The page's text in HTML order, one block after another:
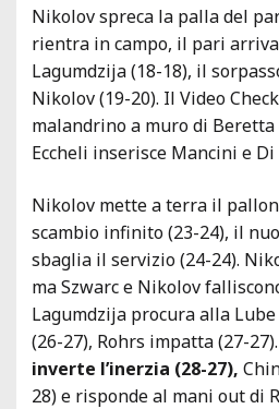
Nikolov spreca la palla del
rientra in campo, il pari arriva
Lagumdzija (18-18), il
Nikolov (19-20). Il Video
malandrino a muro di Beretta
Eccheli inserisce Mancini e
Nikolov mette a terra il
scambio infinito (23-24), il
sbaglia il servizio (24-24).
ma Szwarc e Nikolov
Lagumdzija procura alla
(26-27), Rohrs impatta (27-27).
inverte l’inerzia (28-27),
28) e risponde al mani out di